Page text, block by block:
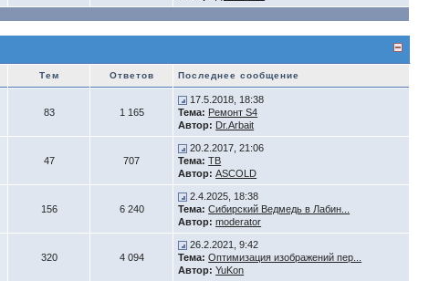
Тем Ответов Последнее сообщение
83 1 165
17.5.2018, 18:38
Тема: Ремонт S4
Автор: Dr.Arbait
47 707
20.2.2017, 21:06
Тема: ТВ
Автор: ASCOLD
156 6 240
2.4.2025, 18:38
Тема: Сибирский Ведмедь в Лабин...
Автор: moderator
320 4 094
26.2.2021, 9:42
Тема: Оптимизация изображений пер...
Автор: YuKon